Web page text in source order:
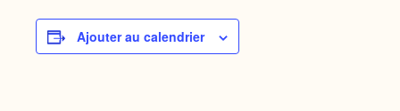
Ajouter au calendrier